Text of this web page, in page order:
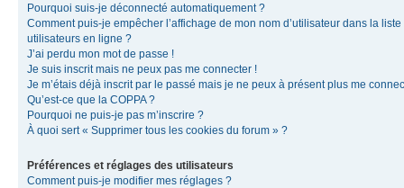
Pourquoi suis-je déconnecté automatiquement ?
Comment puis-je empêcher l’affichage de mon nom d’utilisateur dans la liste
utilisateurs en ligne ?
J’ai perdu mon mot de passe !
Je suis inscrit mais ne peux pas me connecter !
Je m’étais déjà inscrit par le passé mais je ne peux à présent plus me
Qu’est-ce que la COPPA ?
Pourquoi ne puis-je pas m’inscrire ?
À quoi sert « Supprimer tous les cookies du forum » ?
Préférences et réglages des utilisateurs
Comment puis-je modifier mes réglages ?